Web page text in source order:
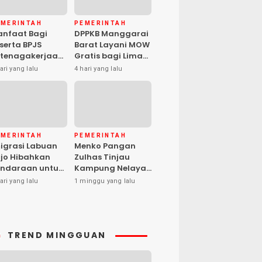
Bagi
BPJS
Santunan
hingga
yang lalu
PEMERINTAH
DPPKB Manggarai
Barat Layani MOW
Gratis bagi Lima
Peserta, Biaya
Ditanggung
4 hari yang lalu
Labuan
Hibahkan
untuk
Desa Cegah
yang lalu
PEMERINTAH
Menko Pangan
Zulhas Tinjau
Kampung Nelayan
Modern Warloka,
1 minggu yang lalu
TREND MINGGUAN